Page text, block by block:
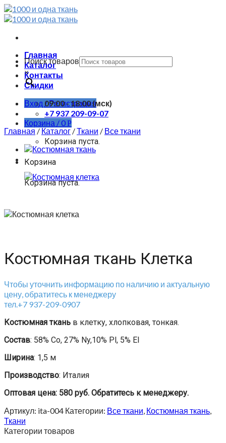
Skip
to
Главная
Каталог
Контакты
Скидки
Вход / Регистрация
Корзина /0Р
Корзина пуста.
Корзина
Корзина пуста.
Поиск товаров
×
09:00 - 18:00 (мск)
+7 937 209-09-07
Главная/Каталог /Ткани / Все ткани
Костюмная ткань Клетка
Чтобы уточнить информацию по наличию и актуальную
цену, обратитесь к менеджеру
тел.+7 937-209-0907
Костюмная ткань в клетку, хлопковая, тонкая.
Состав: 58% Co, 27% Ny,10% Pl, 5% El
Ширина: 1,5 м
Производство: Италия
Оптовая цена: 580 руб. Обратитесь к менеджеру.
Артикул: ita-004 Категории: Все ткани, Костюмная ткань,
Ткани
Категории товаров